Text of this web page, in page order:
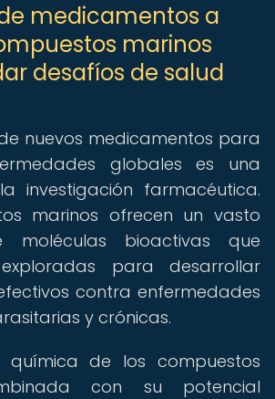
medicamentos a
marinos
desafíos de salud
nuevos medicamentos para
globales es una
investigación farmacéutica.
marinos ofrecen un vasto
moléculas bioactivas que
para desarrollar
contra enfermedades
y crónicas.
química de los compuestos
con su potencial